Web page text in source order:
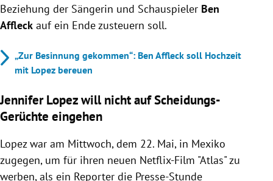
Beziehung der Sängerin und Schauspieler Ben
Affleck auf ein Ende zusteuern soll.
„Zur Besinnung gekommen“: Ben Affleck soll Hochzeit
mit Lopez bereuen
Jennifer Lopez will nicht auf Scheidungs-
Gerüchte eingehen
Lopez war am Mittwoch, dem 22. Mai, in Mexiko
zugegen, um für ihren neuen Netflix-Film "Atlas" zu
werben, als ein Reporter die Presse-Stunde